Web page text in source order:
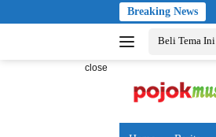
to
Breaking News
Beli Tema Ini
close